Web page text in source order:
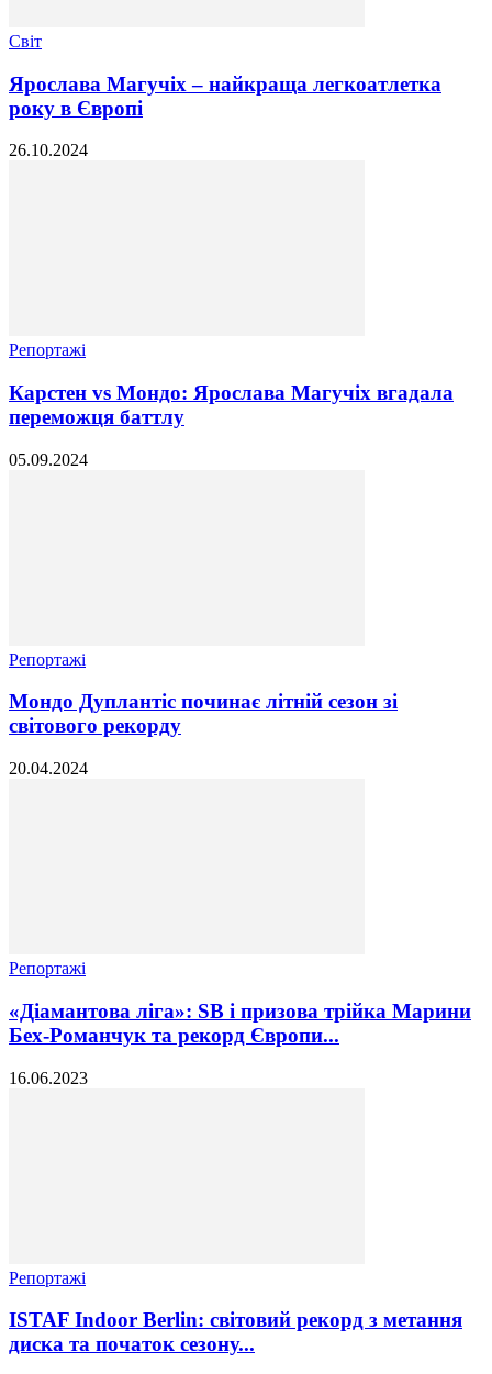
Світ
Ярослава Магучіх – найкраща легкоатлетка
року в Європі
26.10.2024
Репортажі
Карстен vs Мондо: Ярослава Магучіх вгадала
переможця баттлу
05.09.2024
Репортажі
Мондо Дуплантіс починає літній сезон зі
світового рекорду
20.04.2024
Репортажі
«Діамантова ліга»: SB і призова трійка Марини
Бех-Романчук та рекорд Європи...
16.06.2023
Репортажі
ISTAF Indoor Berlin: світовий рекорд з метання
диска та початок сезону...